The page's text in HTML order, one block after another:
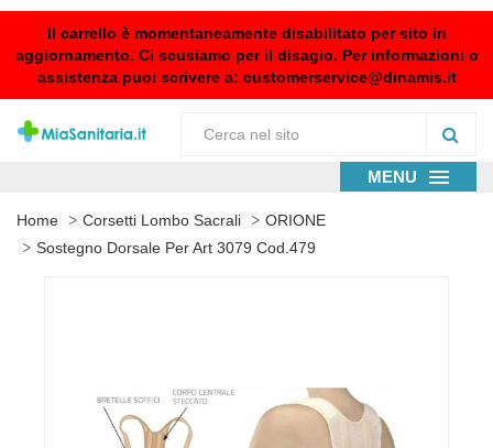
Il carrello è momentaneamente disabilitato per sito in
aggiornamento. Ci scusiamo per il disagio. Per informazioni o
assistenza puoi scrivere a: customerservice@dinamis.it
MENU
Home Corsetti Lombo Sacrali
ORIONE
Sostegno Dorsale Per Art 3079 Cod.479